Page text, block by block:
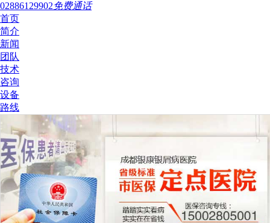
02886129902免费通话
首页
简介
新闻
团队
技术
咨询
设备
路线